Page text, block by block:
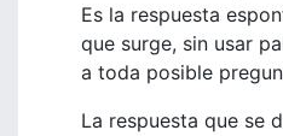
Es la respuesta
que surge, sin usar
a toda posible
La respuesta que se